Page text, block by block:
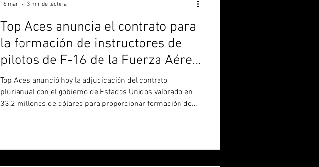
Top Aces anuncia el contrato para
la formación de instructores de
pilotos de F-16 de la Fuerza Aérea
Argentina
Top Aces anunció hoy la adjudicación del contrato
plurianual con el gobierno de Estados Unidos valorado en
33,2 millones de dólares para proporcionar formación de
historial probado apoyando programas internacionales de
16 mar 3 min de lectura